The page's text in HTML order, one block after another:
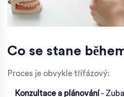
Co se stane
Proces je obvykle třífázový:
Konzultace a plánování -